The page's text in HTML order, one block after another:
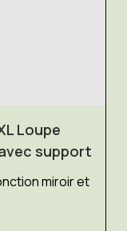
Loupe
support
miroir et